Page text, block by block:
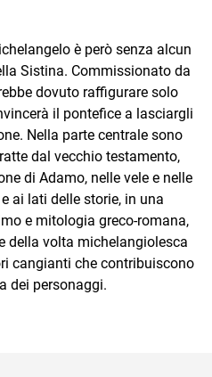
è però senza alcun
Sistina. Commissionato da
dovuto raffigurare solo
il pontefice a lasciargli
Nella parte centrale sono
dal vecchio testamento,
di Adamo, nelle vele e nelle
ai lati delle storie, in una
e mitologia greco-romana,
della volta michelangiolesca
cangianti che contribuiscono
dei personaggi.